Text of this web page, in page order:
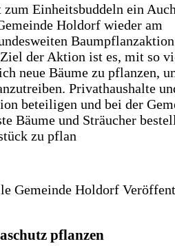
Einheitsbuddeln ein
Holdorf wieder am
der Aktion ist es, mit so
neue Bäume zu pflanzen,
Privathaushalte
beteiligen und bei der
Bäume und Sträucher
zu pflan
Gemeinde Holdorf
pflanzen